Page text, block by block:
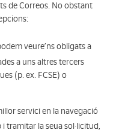
de Correos. No obstant
veure’ns obligats a
a uns altres tercers
(p. ex. FCSE) o
servici en la navegació
tramitar la seua sol·licitud,